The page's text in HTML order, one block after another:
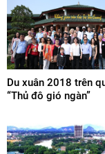
Du xuân 2018 trên
“Thủ đô gió ngàn”